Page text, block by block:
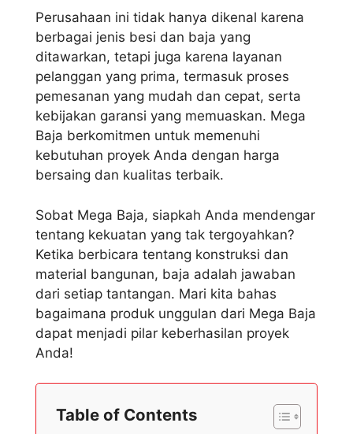
Perusahaan ini tidak hanya dikenal karena
berbagai jenis besi dan baja yang
ditawarkan, tetapi juga karena layanan
pelanggan yang prima, termasuk proses
pemesanan yang mudah dan cepat, serta
kebijakan garansi yang memuaskan. Mega
Baja berkomitmen untuk memenuhi
kebutuhan proyek Anda dengan harga
bersaing dan kualitas terbaik.
Sobat Mega Baja, siapkah Anda mendengar
tentang kekuatan yang tak tergoyahkan?
Ketika berbicara tentang konstruksi dan
material bangunan, baja adalah jawaban
dari setiap tantangan. Mari kita bahas
bagaimana produk unggulan dari Mega Baja
dapat menjadi pilar keberhasilan proyek
Anda!
Table of Contents